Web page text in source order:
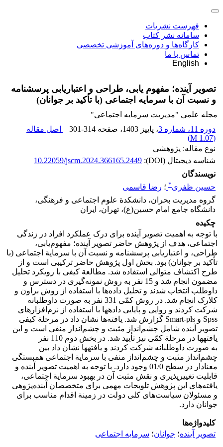
فهرست نشریات
سامانه نشر کتاب
کارگاه‌ها و دوره‌های آموزشی تخصصی
تماس با ما
English
تصویر آینده؛ مفهوم یابی، طراحی و اعتباریابی پرسشنامه
و نسبت آن با سرمایه اجتماعی (با تأکید بر جوانان)
مجله علمی "مدیریت سرمایه اجتماعی"
دوره 11، شماره 3
، پاییز 1403 ، صفحه 301-314
اصل مقاله
(
1.07 M
)
نوع مقاله: پژوهشی
شناسه دیجیتال (DOI):
10.22059/jscm.2024.366165.2449
نویسندگان
حسین ظفری* ؛ رضا قاسمی
گروه مدیریت بحران، دانشکدة علوم اجتماعی و فرهنگی،
دانشگاه جامع امام حسین(ع)، تهران، ایران
چکیده
با توجه به اهمیت تصویر آینده برای درک عملکرد افراد در زندگی
اجتماعی، هدف از پژوهش حاضر تصویر آینده؛ مفهوم‌یابی،
طراحی، و اعتباریابی پرسشنامه و نسبت آن با سرمایة اجتماعی (با
تأکید بر جوانان) بود. بخش اول پژوهش حاضر ترکیبی است و از
طرح اکتشاف متوالی استفاده شد. مطالعة کیفی با رویکرد تحلیل
مضمون انجام شد و 15 نفر به روش نمونه‌گیری در دسترس و
داوطلب انتخاب شدند و تحلیل داده‌ها با استفاده از روش براون و
کلارک انجام شد. در روش کمّی 331 نفر به ‏صورت داوطلبانه
شرکت کردند و روایی و پایایی داده‏ها با استفاده از نرم‌افزارهای
Spss و Smart-pls گزارش شد. یافته‌ها نشان داد در مرحلة کیفی
تصویر آینده شامل چشم‌انداز مثبت و چشم‌انداز منفی است و این
یافته‏ها در مرحلة کمّی نیز تأیید شد. در بخش دوم 110 نفر
به ‏صورت داوطلبانه شرکت کردند و یافته‏ها نشان داد بین
چشم‌انداز مثبت و چشم‌انداز منفی با سرمایة اجتماعی همبستگی
معنادار در سطح 01/0 وجود دارد. با توجه به اهمیت تصویر آینده و
قابلیت تغییرپذیری و نقش مثبت آن در بهبود سرمایة اجتماعی،
یافته‌های این پژوهش تلویحات مهمی برای متخصصان آینده‌پژوهی
و مسئولان سیاست‌های کلی دولت در زمینة اقدام مناسب برای
جوانان دارد.
کلیدواژه‌ها
تصویر آینده؛ جوانان؛ سرمایه اجتماعی